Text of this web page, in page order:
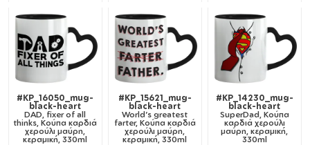
#KP_16050_mug-
black-heart
DAD, fixer of all
thinks, Κούπα καρδιά
χερούλι μαύρη,
κεραμική, 330ml
#KP_15621_mug-
black-heart
World's greatest
farter, Κούπα καρδιά
χερούλι μαύρη,
κεραμική, 330ml
#KP_14230_mug-
black-heart
SuperDad, Κούπα
καρδιά χερούλι
μαύρη, κεραμική,
330ml